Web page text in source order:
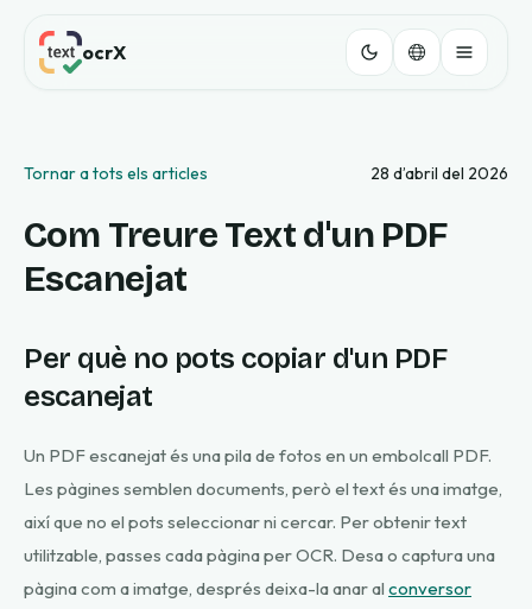
ocrX
Tornar a tots els articles 28 d’abril del 2026
Com Treure Text d'un PDF
Escanejat
Per què no pots copiar d'un PDF
escanejat
Un PDF escanejat és una pila de fotos en un embolcall PDF.
Les pàgines semblen documents, però el text és una imatge,
així que no el pots seleccionar ni cercar. Per obtenir text
utilitzable, passes cada pàgina per OCR. Desa o captura una
pàgina com a imatge, després deixa-la anar al conversor